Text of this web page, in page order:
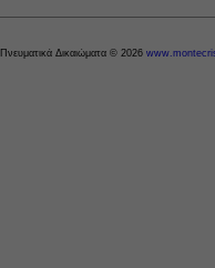
Πνευματικά Δικαιώματα © 2026